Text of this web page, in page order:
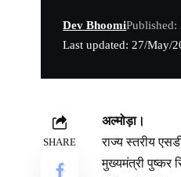
Last updated: 27/May/
Dev Bhoomi
SHARE
अल्मोड़ा।
राज्य स्तरीय
मुख्यमंत्री पुष्कर